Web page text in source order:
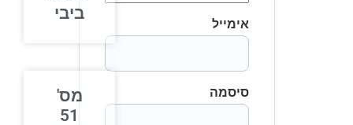
אימייל
סיסמה
ביבי
מס'